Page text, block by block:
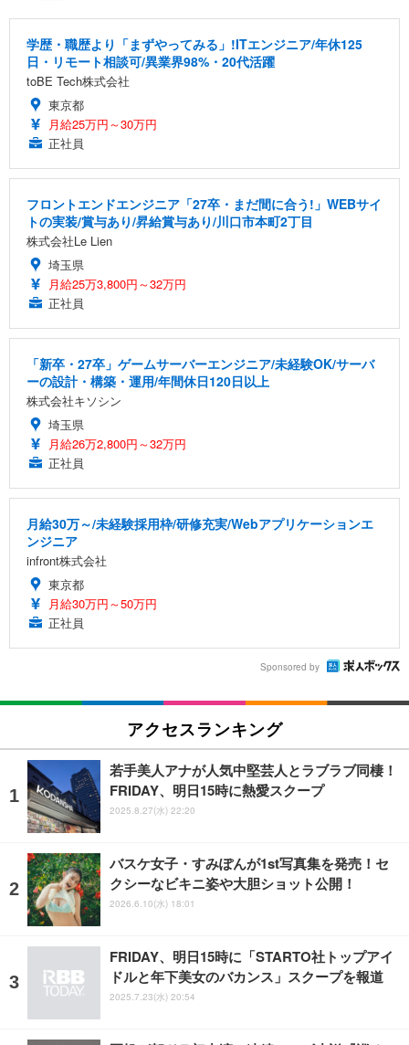
学歴・職歴より「まずやってみる」!ITエンジニア/年休125
日・リモート相談可/異業界98%・20代活躍
toBE Tech株式会社
東京都
月給25万円～30万円
正社員
フロントエンドエンジニア「27卒・まだ間に合う!」WEBサイ
トの実装/賞与あり/昇給賞与あり/川口市本町2丁目
株式会社Le Lien
埼玉県
月給25万3,800円～32万円
正社員
「新卒・27卒」ゲームサーバーエンジニア/未経験OK/サーバ
ーの設計・構築・運用/年間休日120日以上
株式会社キソシン
埼玉県
月給26万2,800円～32万円
正社員
月給30万～/未経験採用枠/研修充実/Webアプリケーションエ
ンジニア
infront株式会社
東京都
月給30万円～50万円
正社員
Sponsored by
アクセスランキング
若手美人アナが人気中堅芸人とラブラブ同棲！
FRIDAY、明日15時に熱愛スクープ
2025.8.27(水) 22:20
バスケ女子・すみぽんが1st写真集を発売！セ
クシーなビキニ姿や大胆ショット公開！
2026.6.10(水) 18:01
FRIDAY、明日15時に「STARTO社トップアイ
ドルと年下美女のバカンス」スクープを報道
2025.7.23(水) 20:54